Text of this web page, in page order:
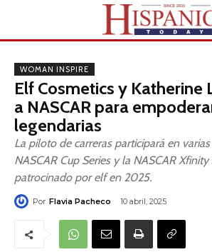
WOMAN INSPIRE
Elf Cosmetics y Katherine
a NASCAR para
legendarias
La piloto de carreras participará en
NASCAR Cup Series y la NASCAR
patrocinado por elf en 2025.
Por Flavia Pacheco 10 abril, 2025